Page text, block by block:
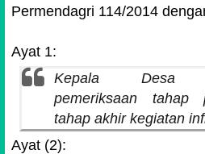
Permendagri 114/2014
Ayat 1:
Kepala
pemeriksaan tahap
tahap akhir kegiatan
Ayat (2):